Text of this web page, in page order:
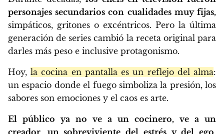
personajes secundarios con cualidades muy fijas,
simpáticos, gritones o excéntricos. Pero la última
generación de series cambió la receta original para
darles más peso e inclusive protagonismo.
Hoy,la cocina en pantalla es un reflejo del alma:
un espacio donde el fuego simboliza la presión, los
sabores son emociones y el caos es arte.
El público ya no ve a un cocinero, ve a un
creador, un sobreviviente del estrés y del ego,